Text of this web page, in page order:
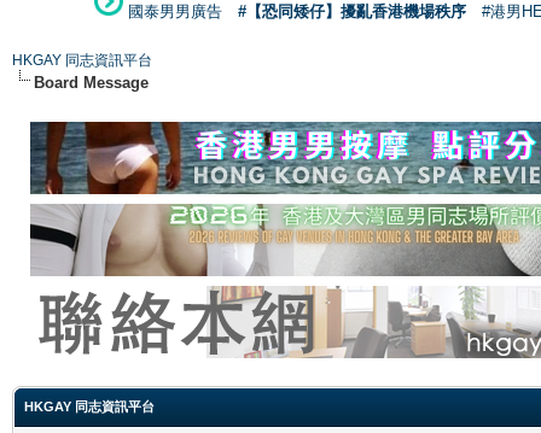
國泰男男廣告
#【恐同矮仔】擾亂香港機場秩序 #港男
HKGAY 同志資訊平台
Board Message
HKGAY 同志資訊平台